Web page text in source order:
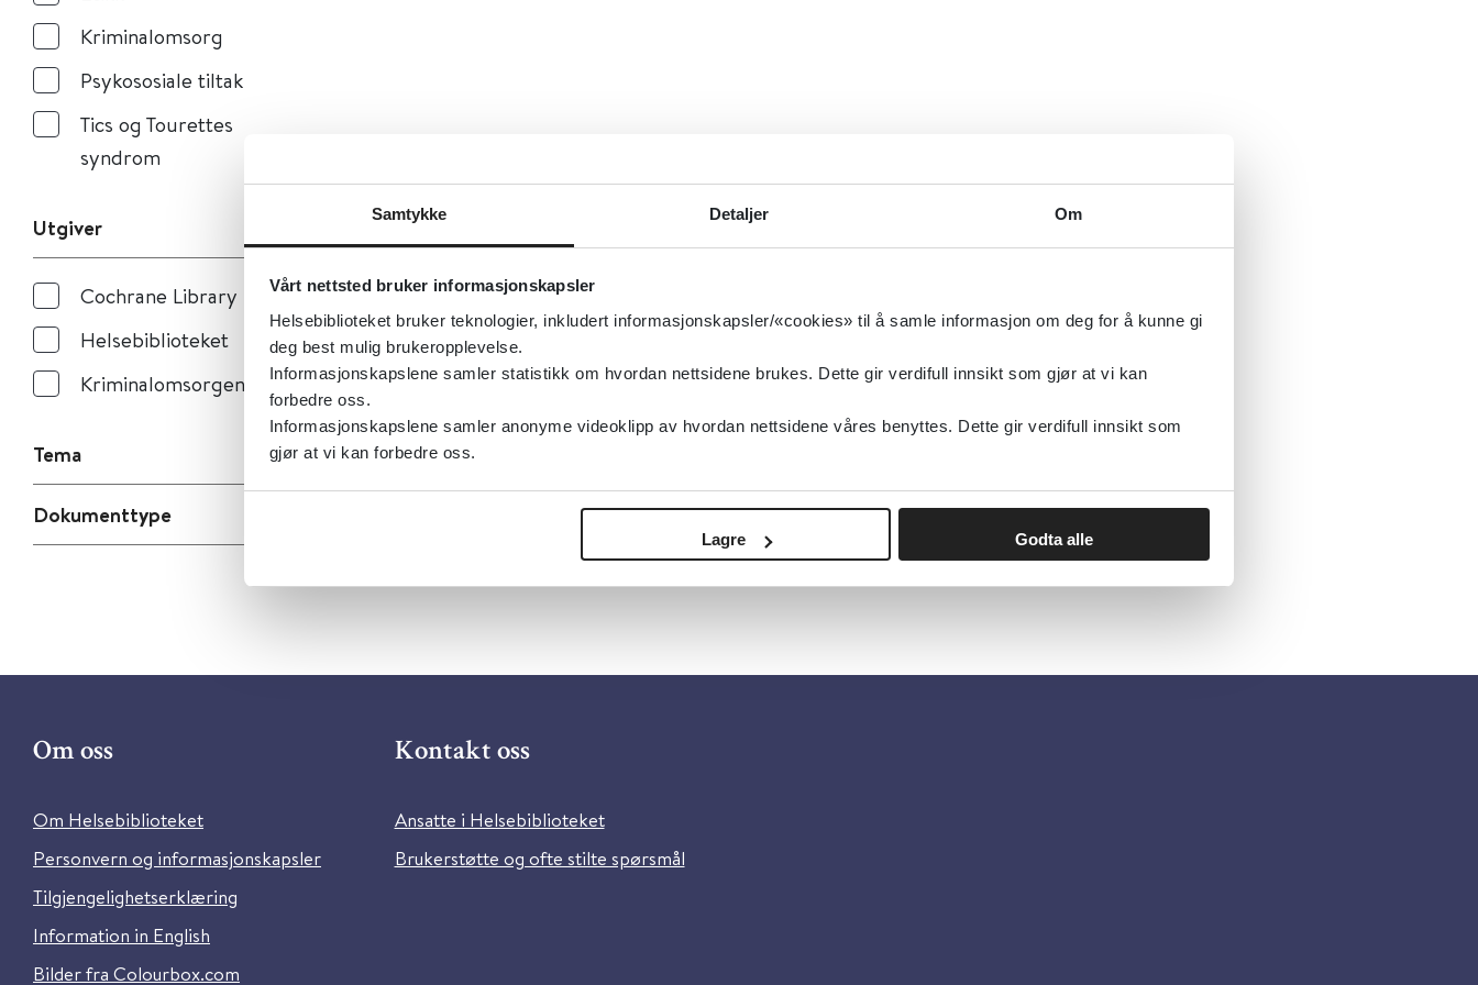
Samtykke Detaljer Om
Vårt nettsted bruker informasjonskapsler
Helsebiblioteket bruker teknologier, inkludert informasjonskapsler/«cookies» til å samle informasjon om deg for å kunne gi
deg best mulig brukeropplevelse.
Informasjonskapslene samler statistikk om hvordan nettsidene brukes. Dette gir verdifull innsikt som gjør at vi kan
forbedre oss.
Informasjonskapslene samler anonyme videoklipp av hvordan nettsidene våres benyttes. Dette gir verdifull innsikt som
gjør at vi kan forbedre oss.
Lagre Godta alle
Kriminalomsorg
Psykososiale tiltak
Tics og Tourettes
syndrom
Utgiver
Cochrane Library
Helsebiblioteket
Kriminalomsorgen
Tema
Dokumenttype
Om oss
Om Helsebiblioteket
Personvern og informasjonskapsler
Tilgjengelighetserklæring
Information in English
Bilder fra Colourbox.com
Kontakt oss
Ansatte i Helsebiblioteket
Brukerstøtte og ofte stilte spørsmål